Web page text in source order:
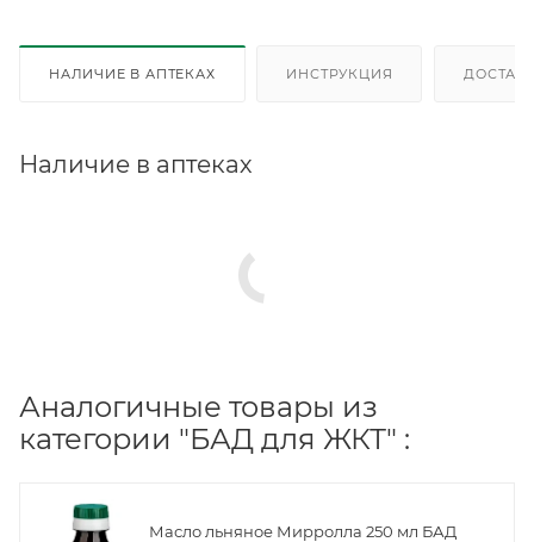
НАЛИЧИЕ В АПТЕКАХ ИНСТРУКЦИЯ
Наличие в аптеках
Аналогичные товары из
категории "БАД для ЖКТ" :
Масло льняное Мирролла 250 мл БАД